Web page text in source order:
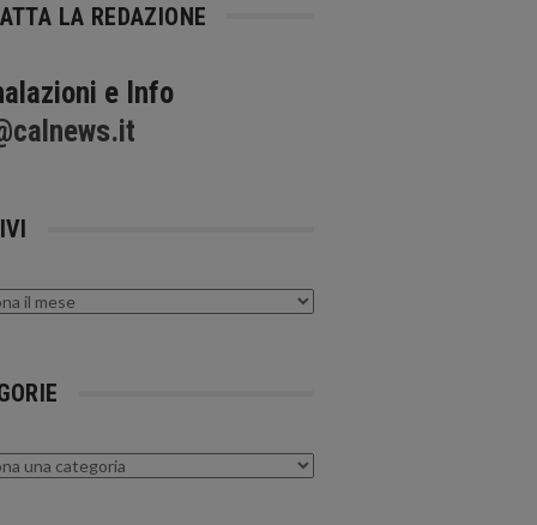
LA REDAZIONE
e Info